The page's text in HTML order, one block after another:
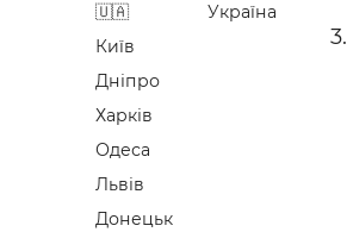
Україна
Київ
Дніпро
Харків
Одеса
Львів
Донецьк